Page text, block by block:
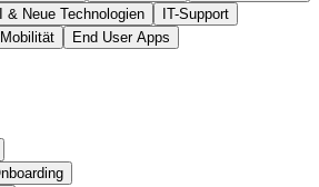
& Neue Technologien
IT-Support
Mobilität End User Apps